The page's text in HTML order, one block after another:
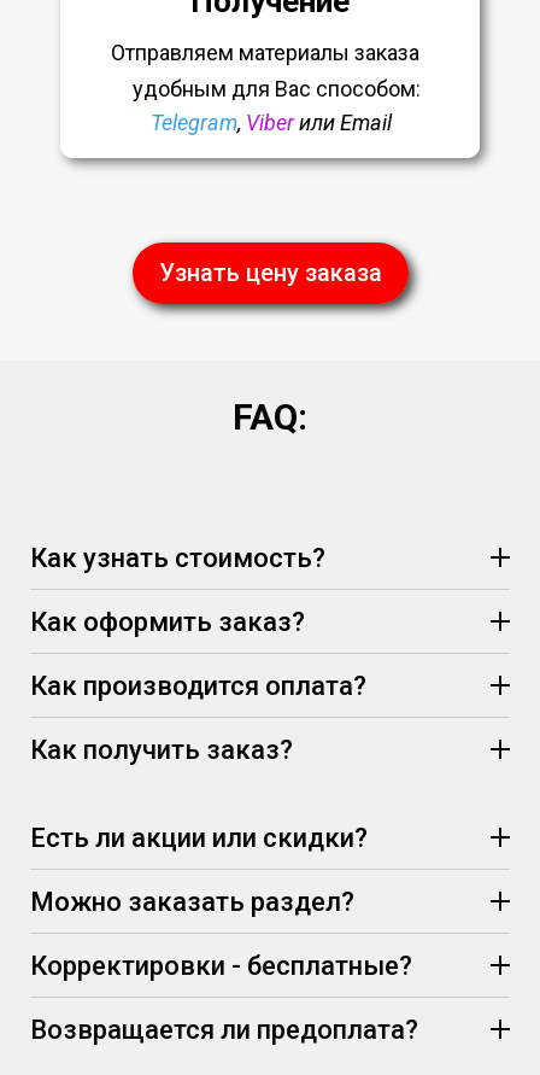
Отправляем материалы заказа
удобным для Вас способом:
Telegram, Viberили Email
Узнать цену заказа
FAQ:
Как узнать стоимость?
Как оформить заказ?
Как производится оплата?
Как получить заказ?
Есть ли акции или скидки?
Можно заказать раздел?
Корректировки - бесплатные?
Возвращается ли предоплата?